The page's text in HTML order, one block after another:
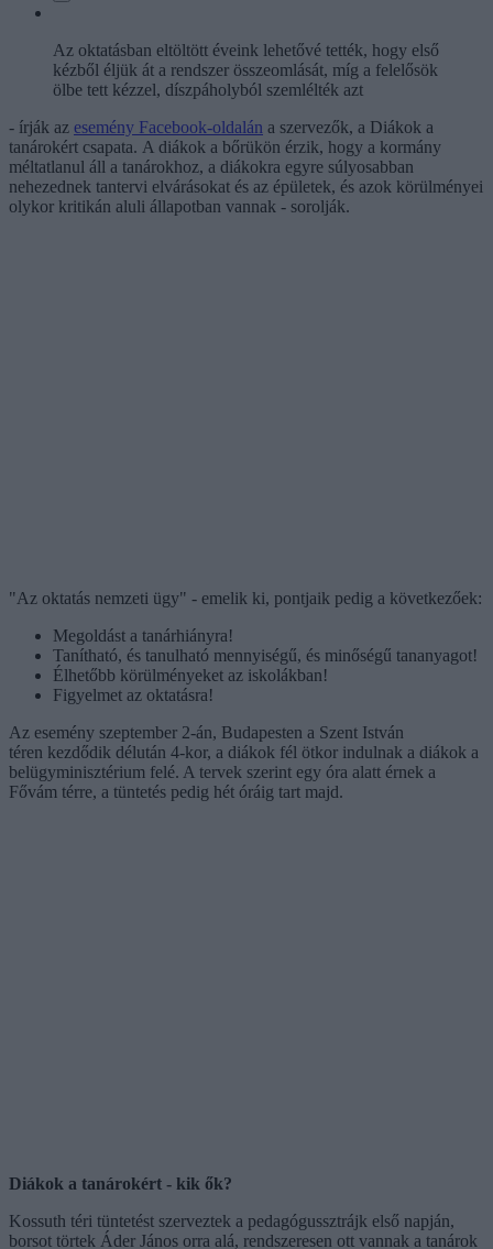
Az oktatásban eltöltött éveink lehetővé tették, hogy első
kézből éljük át a rendszer összeomlását, míg a felelősök
ölbe tett kézzel, díszpáholyból szemlélték azt
- írják az esemény Facebook-oldalán a szervezők, a Diákok a
tanárokért csapata. A diákok a bőrükön érzik, hogy a kormány
méltatlanul áll a tanárokhoz, a diákokra egyre súlyosabban
nehezednek tantervi elvárásokat és az épületek, és azok körülményei
olykor kritikán aluli állapotban vannak - sorolják.
"Az oktatás nemzeti ügy" - emelik ki, pontjaik pedig a következőek:
Megoldást a tanárhiányra!
Tanítható, és tanulható mennyiségű, és minőségű tananyagot!
Élhetőbb körülményeket az iskolákban!
Figyelmet az oktatásra!
Az esemény szeptember 2-án, Budapesten a Szent István
téren kezdődik délután 4-kor, a diákok fél ötkor indulnak a diákok a
belügyminisztérium felé. A tervek szerint egy óra alatt érnek a
Fővám térre, a tüntetés pedig hét óráig tart majd.
Diákok a tanárokért - kik ők?
Kossuth téri tüntetést szerveztek a pedagógussztrájk első napján,
borsot törtek Áder János orra alá, rendszeresen ott vannak a tanárok